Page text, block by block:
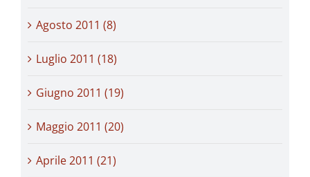
Agosto 2011 (8)
Luglio 2011 (18)
Giugno 2011 (19)
Maggio 2011 (20)
Aprile 2011 (21)